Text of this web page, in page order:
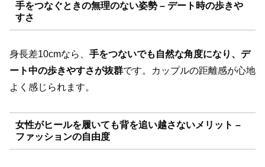
手をつなぐときの無理のない姿勢 – デート時の歩きや
すさ
身長差10cmなら、 手をつないでも自然な角度になり、デ
ート中の歩きやすさが抜群です。カップルの距離感が心地
よく感じられます。
女性がヒールを履いても背を追い越さないメリット –
ファッションの自由度